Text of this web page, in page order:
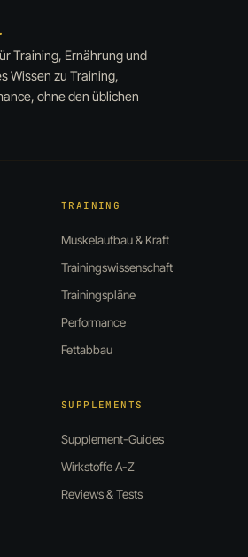
Training, Ernährung und
Wissen zu Training,
ohne den üblichen
TRAINING
Muskelaufbau & Kraft
Trainingswissenschaft
Trainingspläne
Performance
Fettabbau
SUPPLEMENTS
Supplement-Guides
Wirkstoffe A-Z
Reviews & Tests